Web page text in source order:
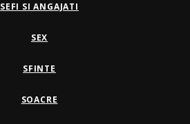
SEFI SI ANGAJATI
SEX
SFINTE
SOACRE